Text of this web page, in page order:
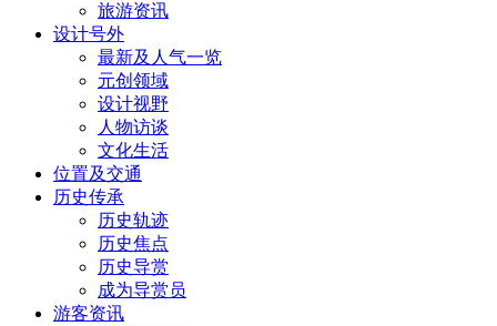
旅游资讯
设计号外
最新及人气一览
元创领域
设计视野
人物访谈
文化生活
位置及交通
历史传承
历史轨迹
历史焦点
历史导赏
成为导赏员
游客资讯